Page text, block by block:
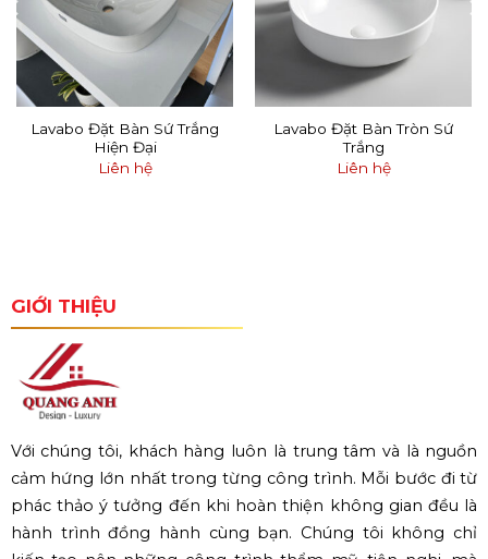
Lavabo Đặt Bàn Sứ Trắng
Hiện Đại
Liên hệ
Lavabo Đặt Bàn Tròn Sứ
Trắng
Liên hệ
GIỚI THIỆU
Với chúng tôi, khách hàng luôn là trung tâm và là nguồn
cảm hứng lớn nhất trong từng công trình. Mỗi bước đi từ
phác thảo ý tưởng đến khi hoàn thiện không gian đều là
hành trình đồng hành cùng bạn. Chúng tôi không chỉ